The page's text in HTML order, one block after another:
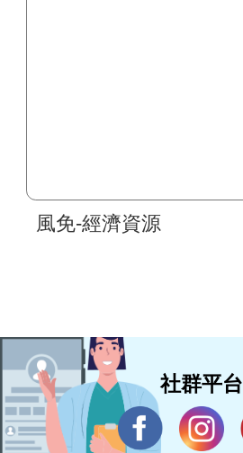
風免-經濟資源
社群平台